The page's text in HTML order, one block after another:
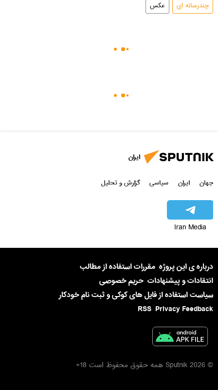
چندرسانه ای عکس
ایران
جهان ایران سیاسی گزارش و تحلیل
Iran Media
درباره ی این پروژه مقررات استفاده از مطالب
انتقادات و پیشنهادات حریم خصوصی
سیاست استفاده از فایل های کوکی و ثبت نام خودکار
Privacy Feedback
RSS
© 2026 Sputnik همه حقوق محفوظ است 18+